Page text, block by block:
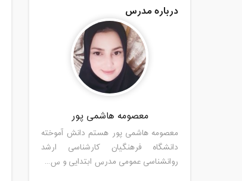
درباره مدرس
معصومه هاشمی پور
معصومه هاشمی پور هستم دانش آموخته
دانشگاه فرهنگیان کارشناسی ارشد
روانشناسی عمومی مدرس ابتدایی و س...